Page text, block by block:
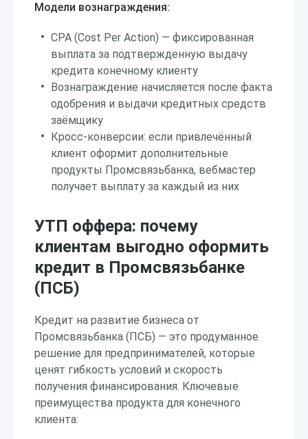
Модели вознаграждения:
CPA (Cost Per Action) — фиксированная
выплата за подтвержденную выдачу
кредита конечному клиенту
Вознаграждение начисляется после факта
одобрения и выдачи кредитных средств
заёмщику
Кросс-конверсии: если привлечённый
клиент оформит дополнительные
продукты Промсвязьбанка, вебмастер
получает выплату за каждый из них
УТП оффера: почему
клиентам выгодно оформить
кредит в Промсвязьбанке
(ПСБ)
Кредит на развитие бизнеса от
Промсвязьбанка (ПСБ) — это продуманное
решение для предпринимателей, которые
ценят гибкость условий и скорость
получения финансирования. Ключевые
преимущества продукта для конечного
клиента: